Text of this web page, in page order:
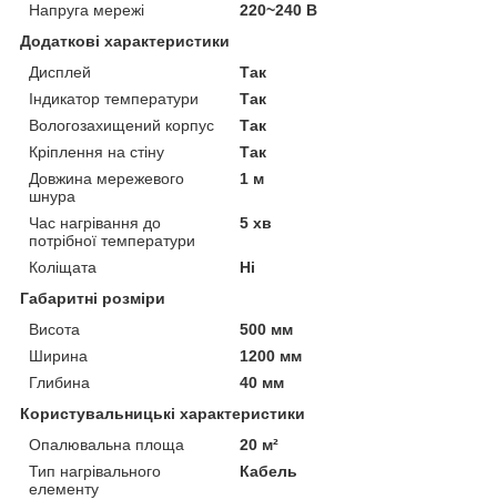
Напруга мережі
220~240 В
Додаткові характеристики
Дисплей
Так
Індикатор температури
Так
Вологозахищений корпус
Так
Кріплення на стіну
Так
Довжина мережевого
шнура
1 м
Час нагрівання до
потрібної температури
5 хв
Коліщата
Ні
Габаритні розміри
Висота
500 мм
Ширина
1200 мм
Глибина
40 мм
Користувальницькі характеристики
Опалювальна площа
20 м²
Тип нагрівального
елементу
Кабель